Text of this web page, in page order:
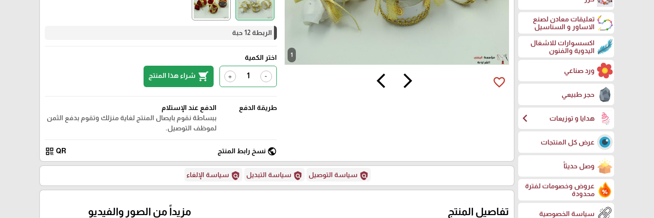
تعليقات معادن لصنع
الاساور و السناسيل
اكسسوارات للاشغال
اليدوية والفنون
ورد صناعي
حجر طبيعي
هدايا و توزيعات chevron_left
عرض كل المنتجات
وصل حديثاً
عروض وخصومات لفترة
محدودة
سياسة الخصوصية
1
arrow_forward_ios
arrow_back_ios favorite_border
الربطة 12 حبة
اختر الكمية
-
+
shopping_cart شراء هذا المنتج
طريقة الدفع
الدفع عند الإستلام
ببساطة نقوم بايصال المنتج لغاية منزلك وتقوم بدفع الثمن
لموظف التوصيل.
public نسخ رابط المنتج QR
qr_code
policy سياسة التوصيل policy سياسة التبديل policy سياسة الإلغاء
تفاصيل المنتج مزيداً من الصور والفيديو